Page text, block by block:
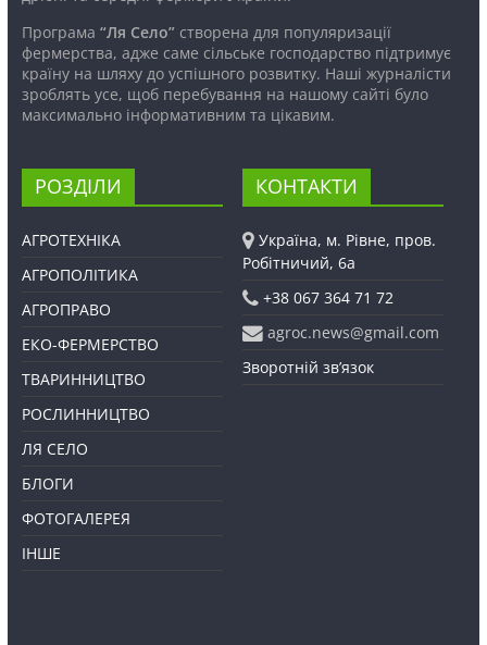
Програма “Ля Село”створена для популяризації
фермерства, адже саме сільське господарство підтримує
країну на шляху до успішного розвитку. Наші журналісти
зроблять усе, щоб перебування на нашому сайті було
максимально інформативним та цікавим.
РОЗДІЛИ
АГРОТЕХНІКА
АГРОПОЛІТИКА
АГРОПРАВО
ЕКО-ФЕРМЕРСТВО
ТВАРИННИЦТВО
РОСЛИННИЦТВО
ЛЯ СЕЛО
БЛОГИ
ФОТОГАЛЕРЕЯ
ІНШЕ
КОНТАКТИ
Україна, м. Рівне, пров.
Робітничий, 6а
+38 067 364 71 72
agroc.news@gmail.com
Зворотній зв’язок